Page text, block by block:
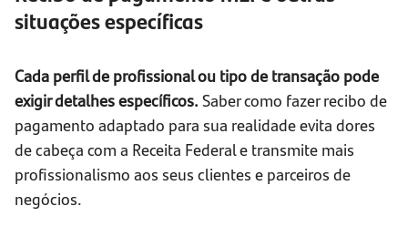
situações específicas
Cada perfil de profissional ou tipo de transação pode
exigir detalhes específicos. Saber como fazer recibo de
pagamento adaptado para sua realidade evita dores
de cabeça com a Receita Federal e transmite mais
profissionalismo aos seus clientes e parceiros de
negócios.